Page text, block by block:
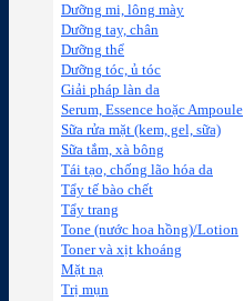
Dưỡng mi, lông mày
Dưỡng tay, chân
Dưỡng thể
Dưỡng tóc, ủ tóc
Giải pháp làn da
Serum, Essence hoặc Ampoule
Sữa rửa mặt (kem, gel, sữa)
Sữa tắm, xà bông
Tái tạo, chống lão hóa da
Tẩy tế bào chết
Tẩy trang
Tone (nước hoa hồng)/Lotion
Toner và xịt khoáng
Mặt nạ
Trị mụn